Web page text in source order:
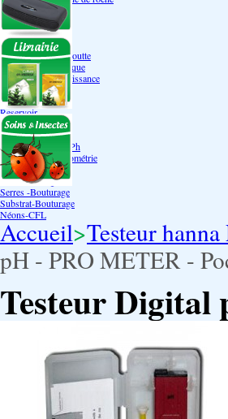
Irrigation
Orchidées
Système NFT
Ultraponie
Système goutte à goutte
Système Aéroponique
Bouturage Pre Croissance
TerraPonie
Accessoires
Reservoir
Testeur Hanna Ph
Testeur Hanna Ec
Testeur Hanna Ec/Ph
Température Hygrométrie
Humidificateurs
Pack bouturage
Serres -Bouturage
Substrat-Bouturage
Néons-CFL
Accueil>Testeur
pH - PRO METER -
Testeur Digital